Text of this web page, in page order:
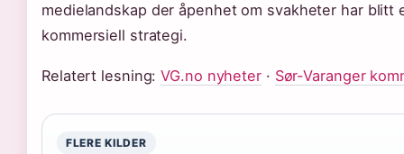
medielandskap der åpenhet om svakheter har blitt
kommersiell strategi.
Relatert lesning:VG.no nyheter· Sør-Varanger
FLERE KILDER